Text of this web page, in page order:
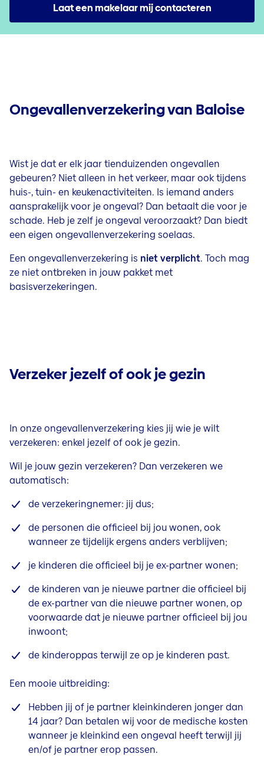
Spaar- en beleggingsverzekering | Invest
Overlijden
Meer informatie
Contact & Service
Laat een makelaar mij contacteren
Ongevallenverzekering van Baloise
Wist je dat er elk jaar tienduizenden ongevallen
gebeuren? Niet alleen in het verkeer, maar ook tijdens
huis-, tuin- en keukenactiviteiten. Is iemand anders
aansprakelijk voor je ongeval? Dan betaalt die voor je
schade. Heb je zelf je ongeval veroorzaakt? Dan biedt
een eigen ongevallenverzekering soelaas.
Een ongevallenverzekering is niet verplicht. Toch mag
ze niet ontbreken in jouw pakket met
basisverzekeringen.
Verzeker jezelf of ook je gezin
In onze ongevallenverzekering kies jij wie je wilt
verzekeren: enkel jezelf of ook je gezin.
Wil je jouw gezin verzekeren? Dan verzekeren we
automatisch:
de verzekeringnemer: jij dus;
de personen die officieel bij jou wonen, ook
wanneer ze tijdelijk ergens anders verblijven;
je kinderen die officieel bij je ex-partner wonen;
de kinderen van je nieuwe partner die officieel bij
de ex-partner van die nieuwe partner wonen, op
voorwaarde dat je nieuwe partner officieel bij jou
inwoont;
de kinderoppas terwijl ze op je kinderen past.
Een mooie uitbreiding:
Hebben jij of je partner kleinkinderen jonger dan
14 jaar? Dan betalen wij voor de medische kosten
wanneer je kleinkind een ongeval heeft terwijl jij
en/of je partner erop passen.